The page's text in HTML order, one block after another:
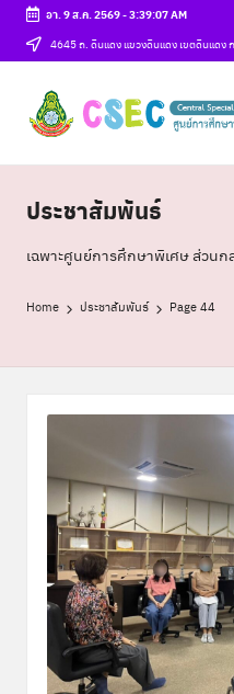
Skip
content
อา. 9 ส.ค. 2569-3:39:08 AM
4645 ถ. ดินแดง แขวงดินแดง เขตดินแดง
ศู
น
ก
า
ร
ก
ษ
พิ
ศ
ษ
csec
ประชาสัมพันธ์
เฉพาะศูนย์การศึกษาพิเศษ ส่วนก
Home ประชาสัมพันธ์ Page 44